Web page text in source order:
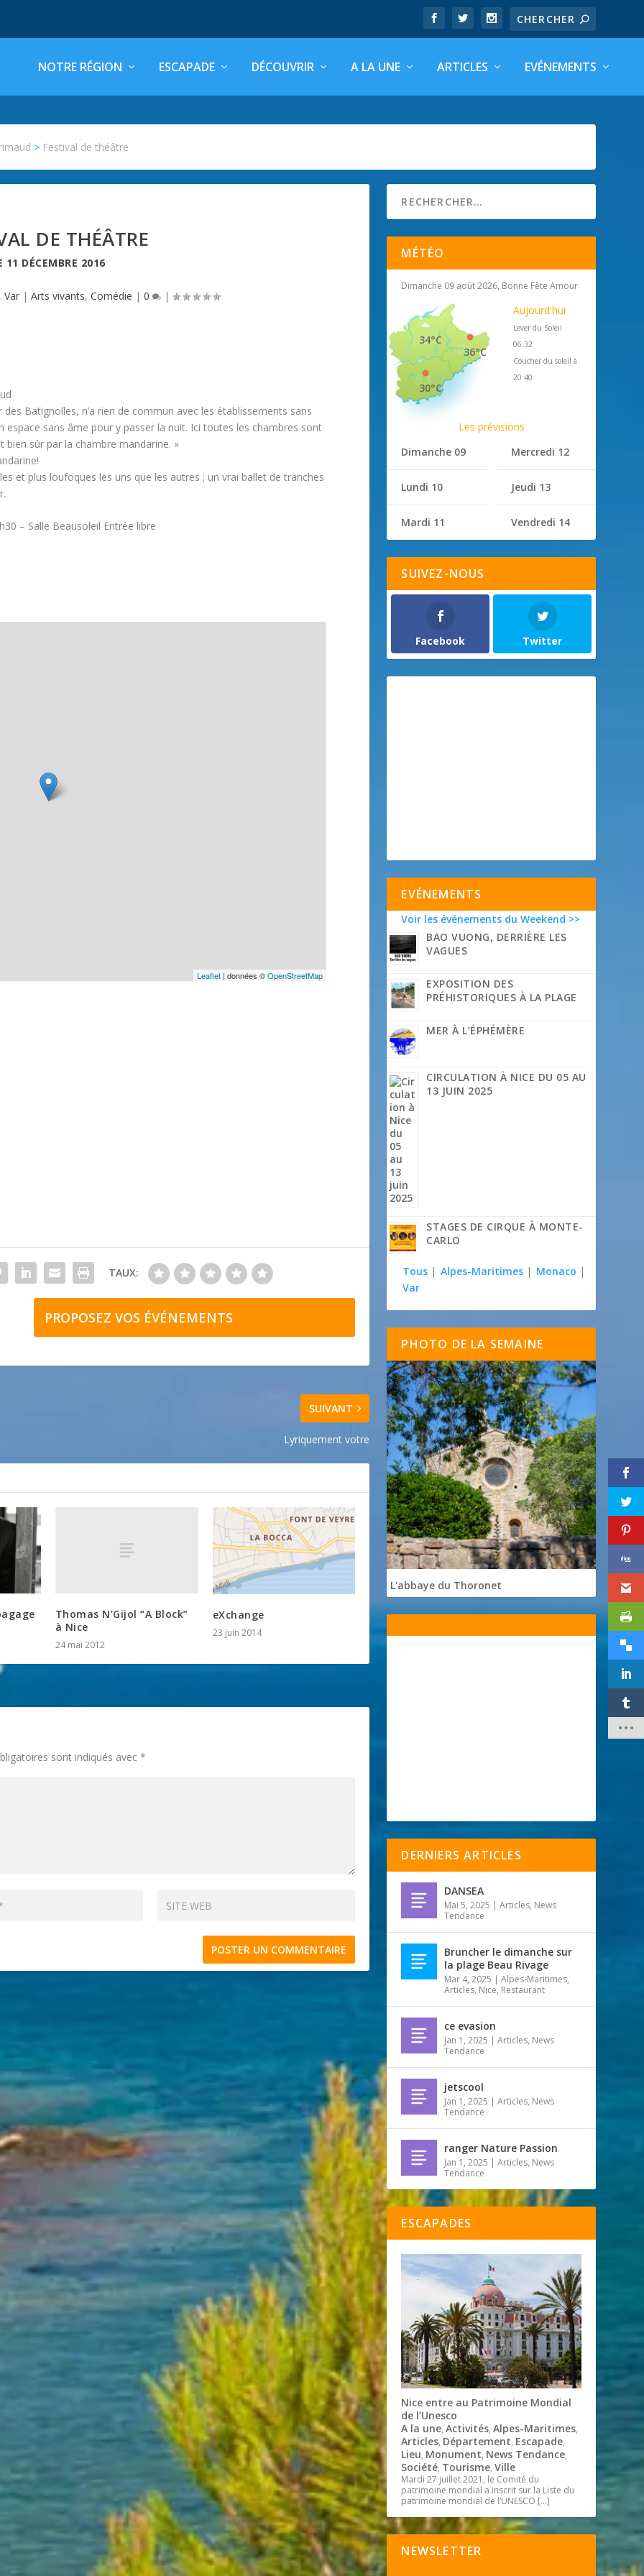
NOTRE RÉGION ESCAPADE DÉCOUVRIR A LA UNE ARTICLES EVÉNEMENTS
> Festival de théâtre
DE THÉÂTRE
11 DÉCEMBRE 2016
Var| Arts vivants, Comédie | 0 |
Batignolles, n’a rien de commun avec les établissements sans
espace sans âme pour y passer la nuit. Ici toutes les chambres sont
bien sûr par la chambre mandarine. »
et plus loufoques les uns que les autres ; un vrai ballet de tranches
– Salle Beausoleil Entrée libre
Leaflet | données ©OpenStreetMap
TAUX:
PROPOSEZ VOS ÉVÉNEMENTS
SUIVANT
Lyriquement votre
Thomas N’Gijol “A Block”
à Nice
24 mai 2012
eXchange
23 juin 2014
sont indiqués avec*
MÉTÉO
Dimanche 09 août 2026, Bonne Fête Amour
36°C
34°C
30°C
Aujourd'hui
Lever du Soleil
06:32
Coucher du soleil à
20:40
Les prévisions
Dimanche 09
Lundi 10
Mardi 11
Mercredi 12
Jeudi 13
Vendredi 14
SUIVEZ-NOUS
Facebook Twitter
EVÉNEMENTS
Voir les événements du Weekend >>
BAO VUONG, DERRIÈRE LES
VAGUES
EXPOSITION DES
PRÉHISTORIQUES À LA PLAGE
MER À L’ÉPHÉMÈRE
CIRCULATION À NICE DU 05 AU
13 JUIN 2025
STAGES DE CIRQUE À MONTE-
CARLO
Tous | Alpes-Maritimes | Monaco |
Var
PHOTO DE LA SEMAINE
L'abbaye du Thoronet
DERNIERS ARTICLES
DANSEA
Mai 5, 2025 |Articles, News
Tendance
Bruncher le dimanche sur
la plage Beau Rivage
Mar 4, 2025 |Alpes-Maritimes,
Articles, Nice, Restaurant
ce evasion
Jan 1, 2025 |Articles, News
Tendance
jetscool
Jan 1, 2025 |Articles, News
Tendance
ranger Nature Passion
Jan 1, 2025 |Articles, News
Tendance
ESCAPADES
Nice entre au Patrimoine Mondial
de l’Unesco
A la une,Activités,Alpes-Maritimes,
Articles, Département, Escapade,
Lieu, Monument, News Tendance,
Société, Tourisme,Ville
Mardi 27 juillet 2021, le Comité du
patrimoine mondial a inscrit sur la Liste du
patrimoine mondial de l’UNESCO […]
NEWSLETTER